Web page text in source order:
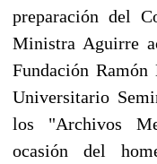
preparación del
Ministra Aguirre
Fundación
Universitario
los "Archivos
ocasión del